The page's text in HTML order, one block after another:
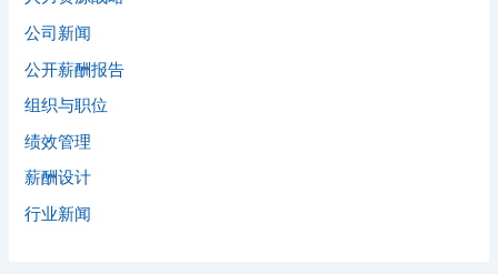
公司新闻
公开薪酬报告
组织与职位
绩效管理
薪酬设计
行业新闻